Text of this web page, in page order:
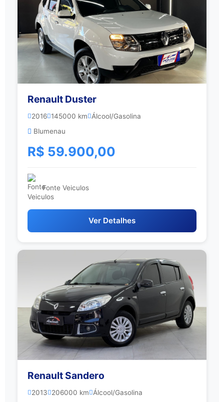
Renault Duster
2016 145000 km
Álcool/Gasolina
Blumenau
R$ 59.900,00
Fonte Veiculos
Ver Detalhes
Renault Sandero
2013 206000 km
Álcool/Gasolina